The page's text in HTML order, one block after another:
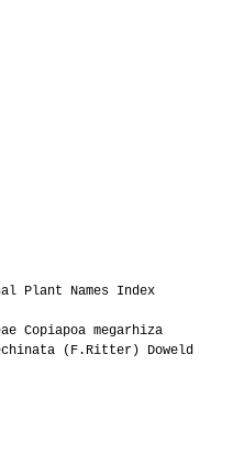
Plant Names Index
Copiapoa megarhiza
(F.Ritter) Doweld